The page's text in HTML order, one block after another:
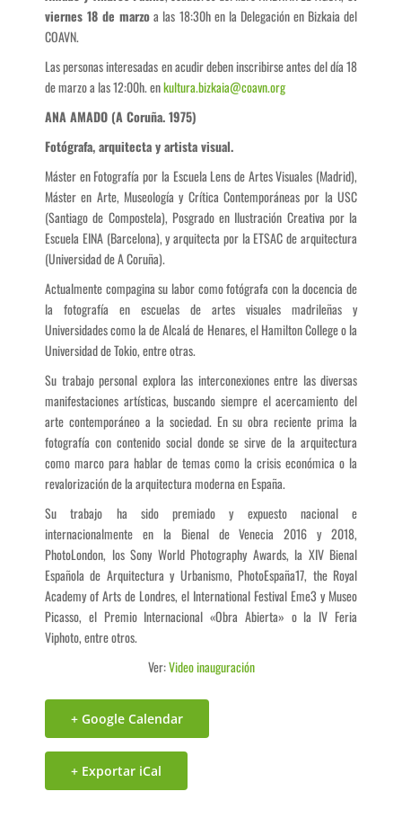
viernes 18 de marzoa las 18:30h en la Delegación en Bizkaia del
COAVN.
Las personas interesadas en acudir deben inscribirse antes del día 18
de marzo a las 12:00h. enkultura.bizkaia@coavn.org
ANA AMADO (A Coruña. 1975)
Fotógrafa, arquitecta y artista visual.
Máster en Fotografía por la Escuela Lens de Artes Visuales (Madrid),
Máster en Arte, Museología y Crítica Contemporáneas por la USC
(Santiago de Compostela), Posgrado en Ilustración Creativa por la
Escuela EINA (Barcelona), y arquitecta por la ETSAC de arquitectura
(Universidad de A Coruña).
Actualmente compagina su labor como fotógrafa con la docencia de
la fotografía en escuelas de artes visuales madrileñas y
Universidades como la de Alcalá de Henares, el Hamilton College o la
Universidad de Tokio, entre otras.
Su trabajo personal explora las interconexiones entre las diversas
manifestaciones artísticas, buscando siempre el acercamiento del
arte contemporáneo a la sociedad. En su obra reciente prima la
fotografía con contenido social donde se sirve de la arquitectura
como marco para hablar de temas como la crisis económica o la
revalorización de la arquitectura moderna en España.
Su trabajo ha sido premiado y expuesto nacional e
internacionalmente en la Bienal de Venecia 2016 y 2018,
PhotoLondon, los Sony World Photography Awards, la XIV Bienal
Española de Arquitectura y Urbanismo, PhotoEspaña17, the Royal
Academy of Arts de Londres, el International Festival Eme3 y Museo
Picasso, el Premio Internacional «Obra Abierta» o la IV Feria
Viphoto, entre otros.
Ver:Video inauguración
+ Google Calendar
+ Exportar iCal